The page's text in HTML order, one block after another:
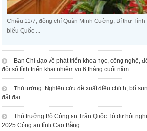
Chiều 11/7, đồng chí Quản Minh Cường, Bí thư
biểu Quốc ...
Ban Chỉ đạo về phát triển khoa học, công nghệ,
đổi số tỉnh triển khai nhiệm vụ 6 tháng cuối năm
Thủ tướng: Nghiên cứu đề xuất điều chỉnh, bổ
đất đai
Thứ trưởng Bộ Công an Trần Quốc Tỏ dự hội
2025 Công an tỉnh Cao Bằng